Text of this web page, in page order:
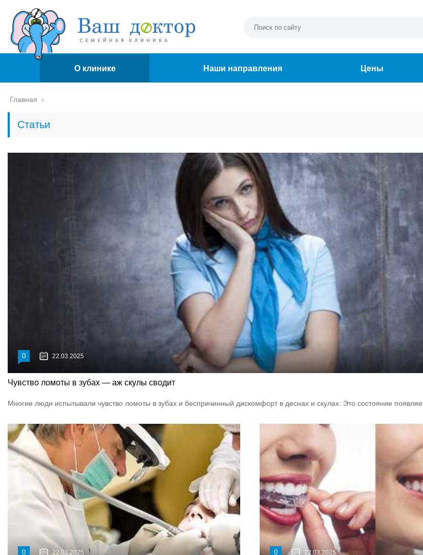
О клинике Наши направления Цены
Главная ›
Статьи
0 22.03.2025
Чувство ломоты в зубах — аж скулы сводит
Многие люди испытывали чувство ломоты в зубах и беспричинный дискомфорт в деснах и скулах. Это состояние
0 22.03.2025 0 22.03.2025